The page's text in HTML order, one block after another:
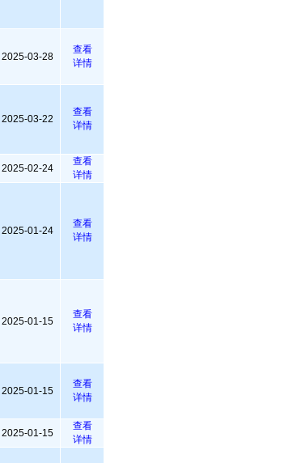
2025-03-28
查看
详情
2025-03-22
查看
详情
2025-02-24
查看
详情
2025-01-24
查看
详情
2025-01-15
查看
详情
2025-01-15
查看
详情
2025-01-15
查看
详情